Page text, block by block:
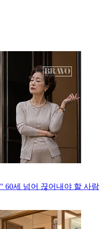
60세 넘어 끊어내야 할 사람